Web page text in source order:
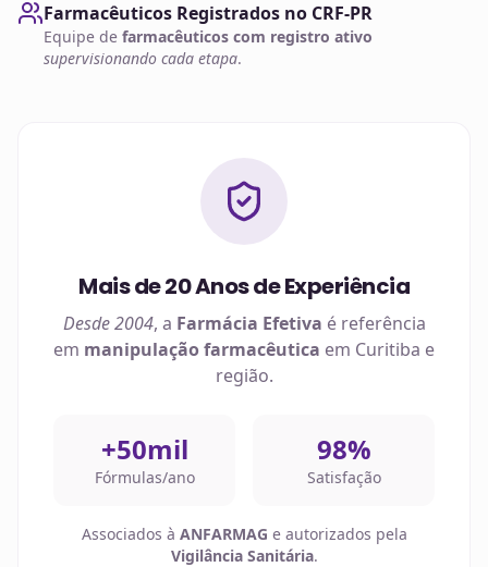
Farmacêuticos Registrados no CRF-PR
Equipe de farmacêuticos com registro ativo
supervisionando cada etapa.
Mais de 20 Anos de Experiência
Desde 2004, a Farmácia Efetiva é referência
em manipulação farmacêutica em Curitiba e
região.
+50mil
Fórmulas/ano
98%
Satisfação
Associados à ANFARMAG e autorizados pela
Vigilância Sanitária.